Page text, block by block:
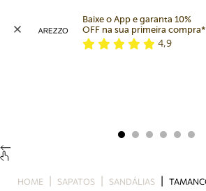
Bolsa
Baixe o App e garanta 10%
OFF na sua primeira compra*
4,9
HOME SAPATOS SANDÁLIAS